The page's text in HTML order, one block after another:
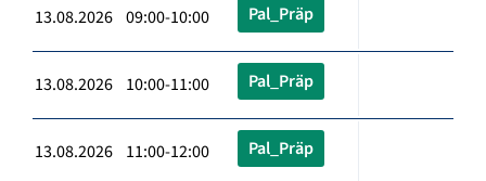
13.08.2026 09:00-10:00 Pal_Präp
13.08.2026 10:00-11:00 Pal_Präp
13.08.2026 11:00-12:00 Pal_Präp